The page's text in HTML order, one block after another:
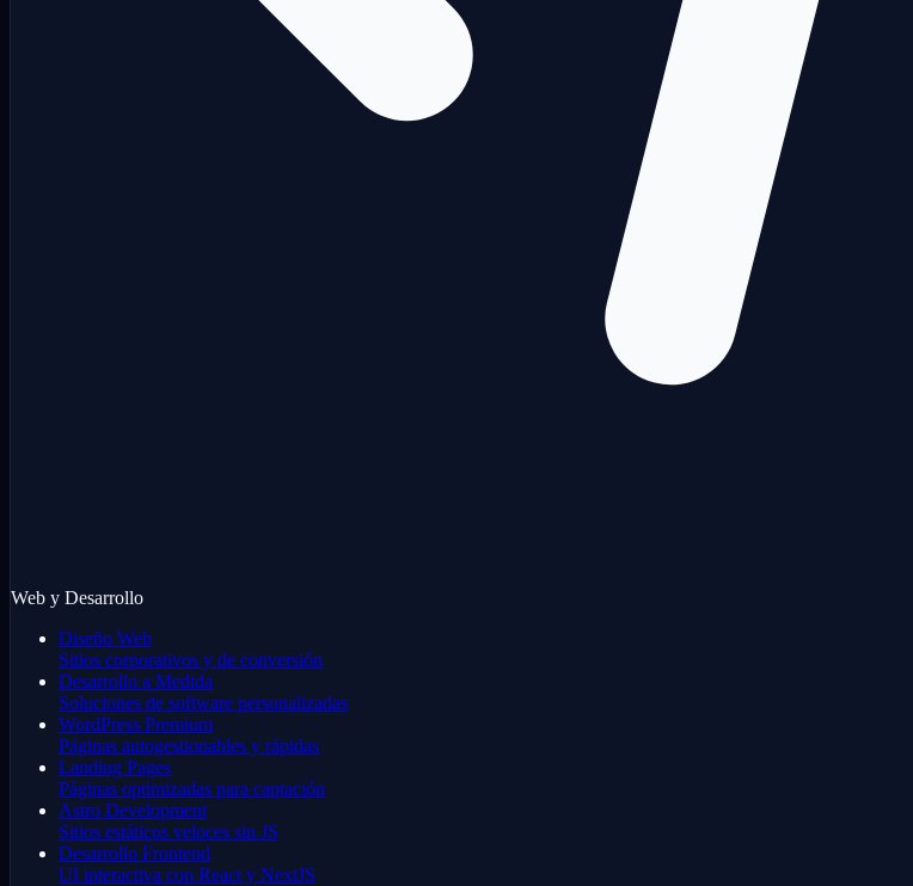
Web y Desarrollo
Diseño Web
Sitios corporativos y de conversión
Desarrollo a Medida
Soluciones de software personalizadas
WordPress Premium
Páginas autogestionables y rápidas
Landing Pages
Páginas optimizadas para captación
Astro Development
Sitios estáticos veloces sin JS
Desarrollo Frontend
UI interactiva con React y NextJS